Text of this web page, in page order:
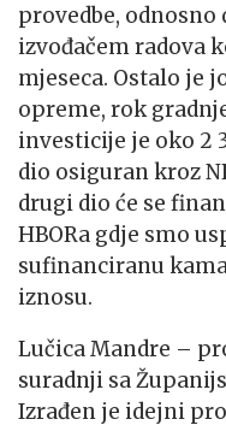
provedbe,
izvođačem radova
mjeseca. Ostalo je
opreme, rok
investicije je oko 2
dio osiguran kroz
drugi dio će se
HBORa gdje smo
sufinanciranu
iznosu.
Lučica Mandre –
suradnji sa
Izrađen je idejni